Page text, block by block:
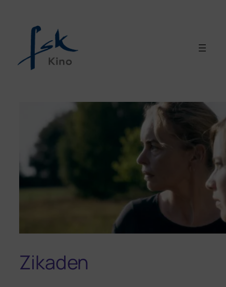
Zikaden